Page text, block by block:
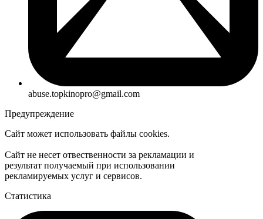
abuse.topkinopro@gmail.com
Предупреждение
Сайт может использовать файлы cookies.
Сайт не несет отвественности за рекламации и
результат получаемый при использовании
рекламируемых услуг и сервисов.
Статистика